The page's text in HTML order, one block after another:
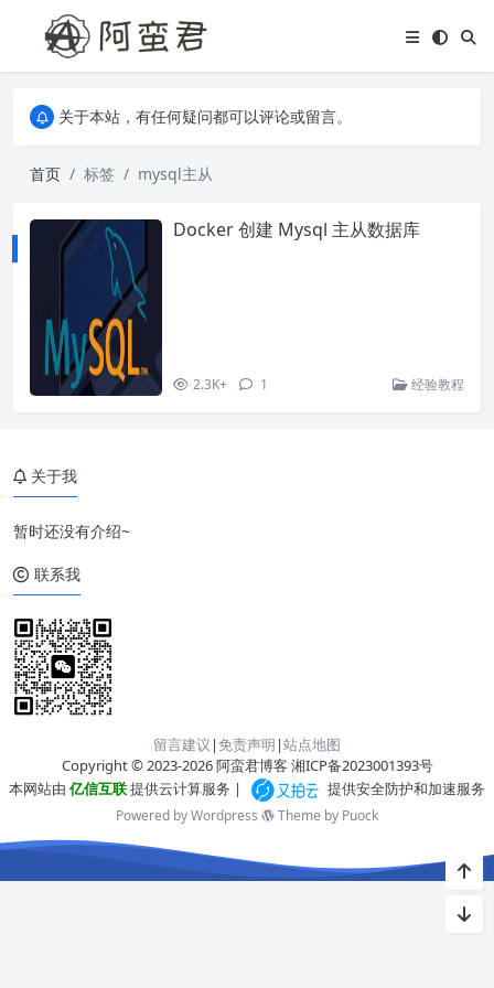
关于本站，有任何疑问都可以评论或留言。
关于本站，有任何疑问都可以评论或留言。
首页
标签 mysql主从
Docker 创建 Mysql 主从数据库
2.3K+ 1 经验教程
关于我
暂时还没有介绍~
联系我
留言建议 |免责声明 |站点地图
Copyright © 2023-2026 阿蛮君博客 湘ICP备2023001393号
本网站由 亿信互联提供云计算服务 | 提供安全防护和加速服务
Powered by Wordpress Theme by Puock